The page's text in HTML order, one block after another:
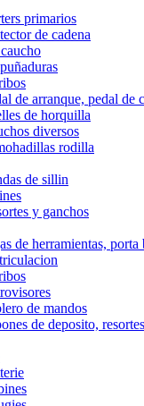
primarios
de cadena
de arranque, pedal de
de horquilla
diversos
rodilla
de sillin
y ganchos
de herramientas, porta
de mandos
de deposito,